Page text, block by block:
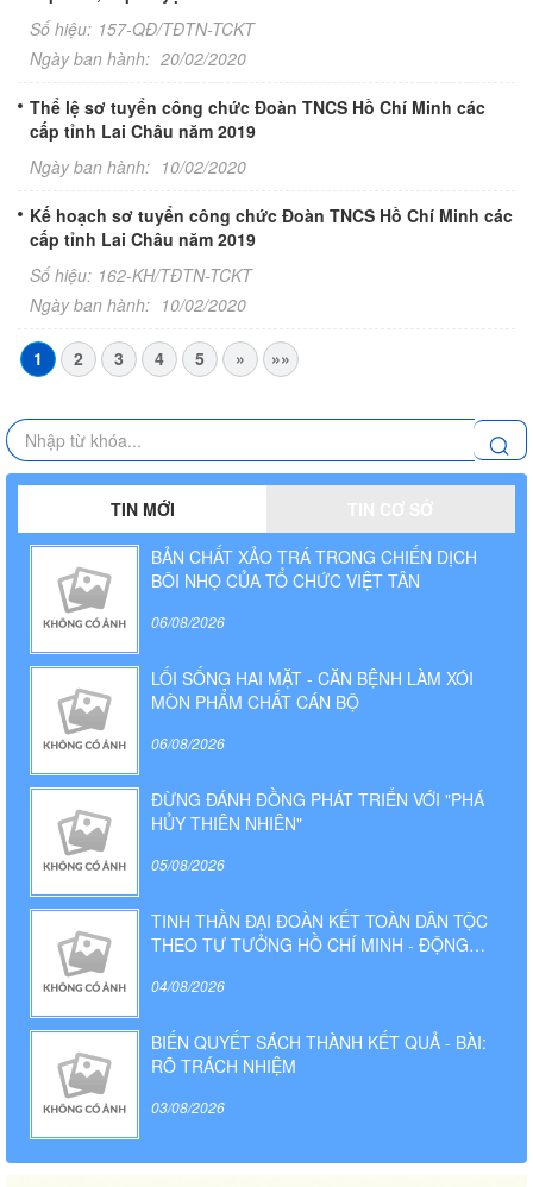
Số hiệu: 157-QĐ/TĐTN-TCKT
Ngày ban hành: 20/02/2020
Thể lệ sơ tuyển công chức Đoàn TNCS Hồ Chí Minh các
cấp tỉnh Lai Châu năm 2019
Ngày ban hành: 10/02/2020
Kế hoạch sơ tuyển công chức Đoàn TNCS Hồ Chí Minh các
cấp tỉnh Lai Châu năm 2019
Số hiệu: 162-KH/TĐTN-TCKT
Ngày ban hành: 10/02/2020
1 2 3 4 5 » »»
TIN MỚI
BẢN CHẤT XẢO TRÁ TRONG CHIẾN DỊCH
BÔI NHỌ CỦA TỔ CHỨC VIỆT TÂN
06/08/2026
LỐI SỐNG HAI MẶT - CĂN BỆNH LÀM XÓI
MÒN PHẨM CHẤT CÁN BỘ
06/08/2026
ĐỪNG ĐÁNH ĐỒNG PHÁT TRIỂN VỚI "PHÁ
HỦY THIÊN NHIÊN"
05/08/2026
TINH THẦN ĐẠI ĐOÀN KẾT TOÀN DÂN TỘC
THEO TƯ TƯỞNG HỒ CHÍ MINH - ĐỘNG
BẢO VỆ TỔ QUỐC TRONG KỶ NGUYÊN MỚI
04/08/2026
BIẾN QUYẾT SÁCH THÀNH KẾT QUẢ - BÀI:
RÕ TRÁCH NHIỆM
03/08/2026